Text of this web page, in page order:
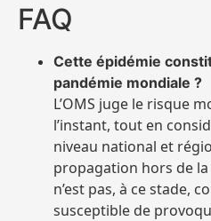
FAQ
Cette épidémie
pandémie mondiale ?
L’OMS juge le risque
l’instant, tout en
niveau national et
propagation hors de
n’est pas, à ce stade,
susceptible de